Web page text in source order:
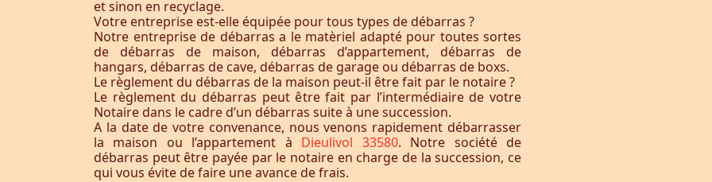
et sinon en recyclage.
Votre entreprise est-elle équipée pour tous types de débarras ?
Notre entreprise de débarras a le matèriel adapté pour toutes sortes
de débarras de maison, débarras d’appartement, débarras de
hangars, débarras de cave, débarras de garage ou débarras de boxs.
Le règlement du débarras de la maison peut-il être fait par le notaire ?
Le règlement du débarras peut être fait par l’intermédiaire de votre
Notaire dans le cadre d’un débarras suite à une succession.
A la date de votre convenance, nous venons rapidement débarrasser
la maison ou l’appartement à Dieulivol 33580. Notre société de
débarras peut être payée par le notaire en charge de la succession, ce
qui vous évite de faire une avance de frais.